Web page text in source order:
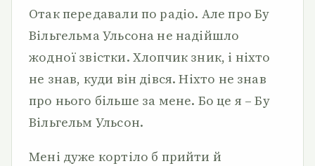
Отак передавали по радіо. Але про Бу
Вільгельма Ульсона не надійшло
жодної звістки. Хлопчик зник, і ніхто
не знав, куди він дівся. Ніхто не знав
про нього більше за мене. Бо це я – Бу
Вільгельм Ульсон.
Мені дуже кортіло б прийти й